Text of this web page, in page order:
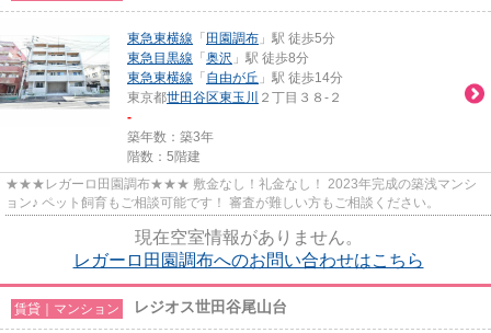
東急東横線 「 田園調布 」駅 徒歩5分
東急目黒線 「 奥沢 」駅 徒歩8分
東急東横線 「 自由が丘 」駅 徒歩14分
東京都世田谷区東玉川 ２丁目３８-２
-
築年数：築3年
階数：5階建
★★★レガーロ田園調布★★★ 敷金なし！礼金なし！ 2023年完成の築浅マンシ
ョン♪ ペット飼育もご相談可能です！ 審査が難しい方もご相談ください。
現在空室情報がありません。
レガーロ田園調布へのお問い合わせはこちら
賃貸｜マンション レジオス世田谷尾山台